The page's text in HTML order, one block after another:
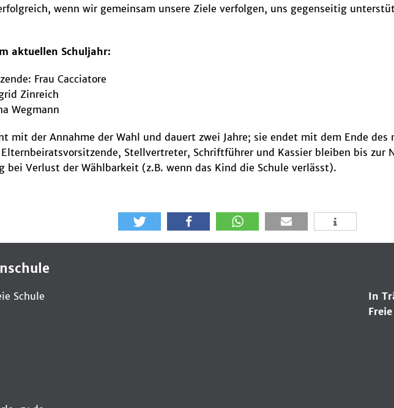
wenn wir gemeinsam unsere Ziele verfolgen, uns gegenseitig
aktuellen Schuljahr:
Frau Cacciatore
Zinreich
Wegmann
mit der Annahme der Wahl und dauert zwei Jahre; sie endet mit dem Ende des
Elternbeiratsvorsitzende, Stellvertreter, Schriftführer und Kassier bleiben bis zur
bei Verlust der Wählbarkeit (z.B. wenn das Kind die Schule verlässt).
Schule
In